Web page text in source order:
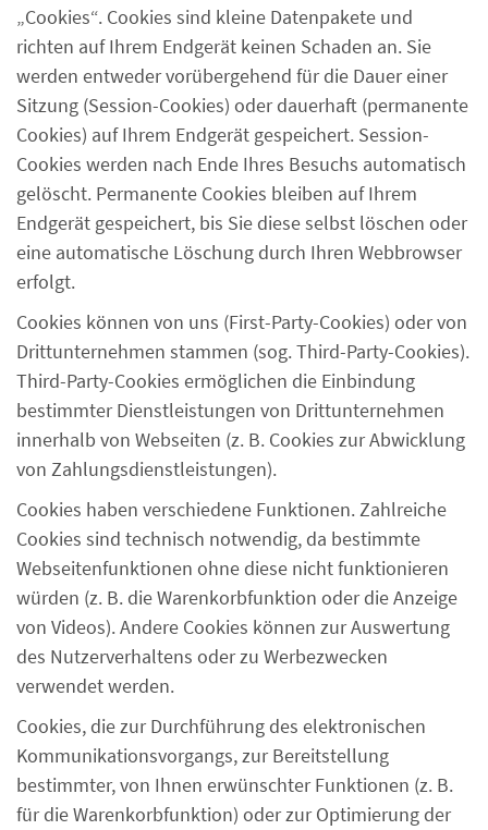
„Cookies“. Cookies sind kleine Datenpakete und
richten auf Ihrem Endgerät keinen Schaden an. Sie
werden entweder vorübergehend für die Dauer einer
Sitzung (Session-Cookies) oder dauerhaft (permanente
Cookies) auf Ihrem Endgerät gespeichert. Session-
Cookies werden nach Ende Ihres Besuchs automatisch
gelöscht. Permanente Cookies bleiben auf Ihrem
Endgerät gespeichert, bis Sie diese selbst löschen oder
eine automatische Löschung durch Ihren Webbrowser
erfolgt.
Cookies können von uns (First-Party-Cookies) oder von
Drittunternehmen stammen (sog. Third-Party-Cookies).
Third-Party-Cookies ermöglichen die Einbindung
bestimmter Dienstleistungen von Drittunternehmen
innerhalb von Webseiten (z. B. Cookies zur Abwicklung
von Zahlungsdienstleistungen).
Cookies haben verschiedene Funktionen. Zahlreiche
Cookies sind technisch notwendig, da bestimmte
Webseitenfunktionen ohne diese nicht funktionieren
würden (z. B. die Warenkorbfunktion oder die Anzeige
von Videos). Andere Cookies können zur Auswertung
des Nutzerverhaltens oder zu Werbezwecken
verwendet werden.
Cookies, die zur Durchführung des elektronischen
Kommunikationsvorgangs, zur Bereitstellung
bestimmter, von Ihnen erwünschter Funktionen (z. B.
für die Warenkorbfunktion) oder zur Optimierung der